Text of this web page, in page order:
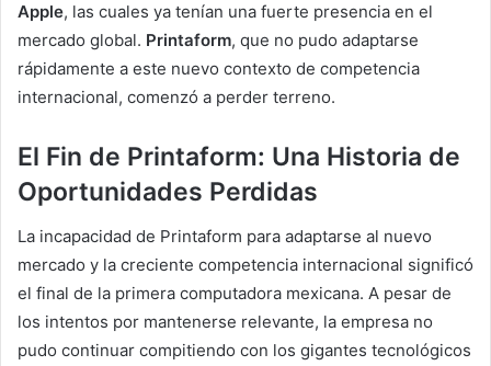
Apple, las cuales ya tenían una fuerte presencia en el
mercado global. Printaform, que no pudo adaptarse
rápidamente a este nuevo contexto de competencia
internacional, comenzó a perder terreno.
El Fin de Printaform: Una Historia de
Oportunidades Perdidas
La incapacidad de Printaform para adaptarse al nuevo
mercado y la creciente competencia internacional significó
el final de la primera computadora mexicana. A pesar de
los intentos por mantenerse relevante, la empresa no
pudo continuar compitiendo con los gigantes tecnológicos